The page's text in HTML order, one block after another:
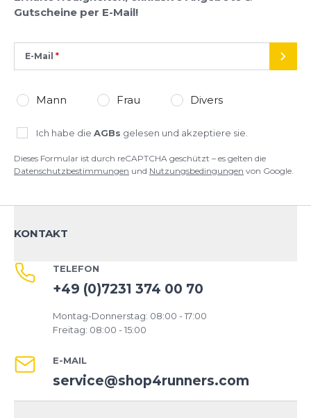
Gutscheine per E-Mail!
E-Mail
Mann Frau Divers
Ich habe die AGBs gelesen und akzeptiere sie.
Dieses Formular ist durch reCAPTCHA geschützt – es gelten die
Datenschutzbestimmungen und Nutzungsbedingungen von Google.
KONTAKT
TELEFON
+49 (0)7231 374 00 70
Montag-Donnerstag: 08:00 - 17:00
Freitag: 08:00 - 15:00
E-MAIL
service@shop4runners.com